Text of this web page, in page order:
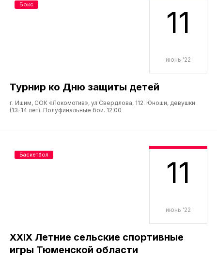
11
июнь '22
Турнир ко Дню защиты детей
г. Ишим, СОК «Локомотив», ул Свердлова, 112. Юноши, девушки
(13-14 лет). Полуфинальные бои. 12:00
Бокс
11
июнь '22
XXIX Летние сельские спортивные
игры Тюменской области
Баскетбол